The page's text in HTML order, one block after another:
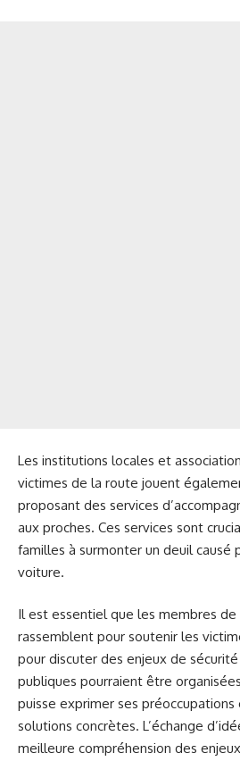
Les institutions locales et
victimes de la route jouent
proposant des services
aux proches. Ces services sont
familles à surmonter un deuil causé
voiture.
Il est essentiel que les membres de
rassemblent pour soutenir les
pour discuter des enjeux de
publiques pourraient être
puisse exprimer ses
solutions concrètes. L’échange
meilleure compréhension des